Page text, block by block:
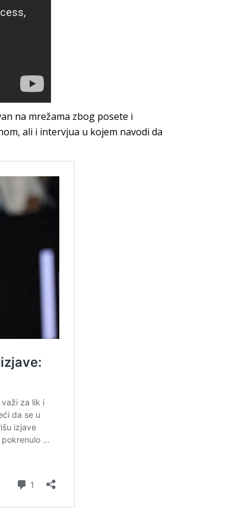
na mrežama zbog posete i
ali i intervjua u kojem navodi da